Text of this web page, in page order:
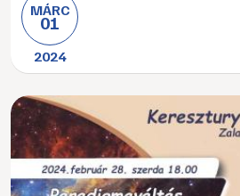
MÁRC
01
2024